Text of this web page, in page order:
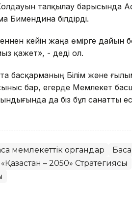
талқылау барысында
Бимендина білдірді.
кейін жаңа өмірге дайын
қажет», - деді ол.
басқарманың Білім және
бар, егерде Мемлекет
да біз бұл санатты
мемлекеттік органдар
«Қазақстан – 2050» Стратегиясы